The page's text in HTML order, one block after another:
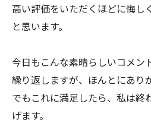
高い評価をいただくほどに悔し
と思います。
今日もこんな素晴らしいコメ
繰り返しますが、ほんとにあり
でもこれに満足したら、私は
げます。